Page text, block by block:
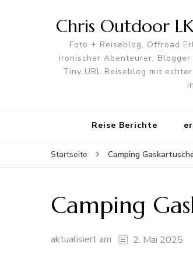
Chris Outdoor
Foto + Reiseblog, Offroad
ironischer Abenteurer,
Tiny URL Reiseblog mit
Reise Berichte
Startseite Camping
Camping
aktualisiert am 2. Mai 2025